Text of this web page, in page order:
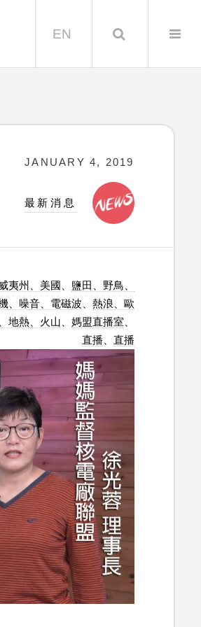
EN Search
JANUARY 4, 2019
最新消息
夷州、美國
鹽田、野鳥、
、噪音、電磁波
熱浪、歐
地熱、火山 媽盟直播室
直播、 直播